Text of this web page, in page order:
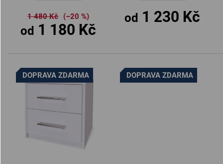
od 1 180 Kč
1 480 Kč (–20 %) od 1 230 Kč
DOPRAVA ZDARMA DOPRAVA ZDARMA